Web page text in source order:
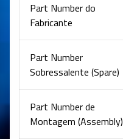
Part Number do
Fabricante
Part Number
Sobressalente (Spare)
Part Number de
Montagem (Assembly)